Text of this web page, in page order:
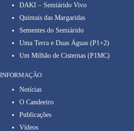
DAKI – Semiárido Vivo
Quintais das Margaridas
Sementes do Semiárido
Uma Terra e Duas Águas (P1+2)
Um Milhão de Cisternas (P1MC)
INFORMAÇÃO
Notícias
O Candeeiro
Publicações
Vídeos